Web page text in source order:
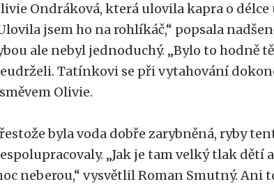
Ondráková, která ulovila kapra o
jsem ho na rohlíkáč,“ popsala
ale nebyl jednoduchý. „Bylo to hodně
Tatínkovi se při vytahování
Olivie.
byla voda dobře zarybněná, ryby
„Jak je tam velký tlak dětí
neberou,“ vysvětlil Roman Smutný. Ani